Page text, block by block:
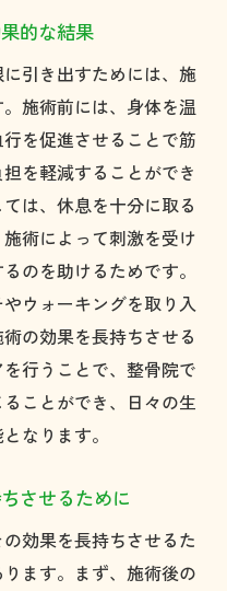
的な結果
引き出すためには、施
施術前には、身体を温
を促進させることで筋
を軽減することができ
は、休息を十分に取る
術によって刺激を受け
のを助けるためです。
ウォーキングを取り入
の効果を長持ちさせる
行うことで、整骨院で
ことができ、日々の生
なります。
させるために
効果を長持ちさせるた
ます。まず、施術後の